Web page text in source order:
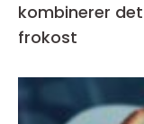
kombinerer
frokost